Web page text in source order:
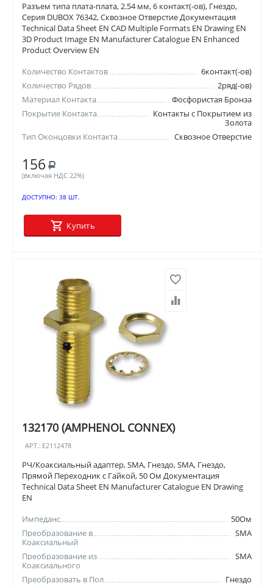
Разъем типа плата-плата, 2.54 мм, 6 контакт(-ов), Гнездо,
Серия DUBOX 76342, Сквозное Отверстие Документация
Technical Data Sheet EN CAD Multiple Formats EN Drawing EN
3D Product Image EN Manufacturer Catalogue EN Enhanced
Product Overview EN
Количество Контактов
6контакт(-ов)
Количество Рядов
2ряд(-ов)
Материал Контакта
Фосфористая Бронза
Покрытие Контакта
Контакты с Покрытием из
Золота
Тип Оконцовки Контакта
Сквозное Отверстие
156 Р
(включая НДС 22%)
ДОСТУПНО: 38 ШТ.
Купить
132170 (AMPHENOL CONNEX)
АРТ.: E2112478
РЧ/Коаксиальный адаптер, SMA, Гнездо, SMA, Гнездо,
Прямой Переходник с Гайкой, 50 Ом Документация
Technical Data Sheet EN Manufacturer Catalogue EN Drawing
EN
Импеданс
50Ом
Преобразование в
Коаксиальный
SMA
Преобразование из
Коаксиального
SMA
Преобразовать в Пол
Гнездо